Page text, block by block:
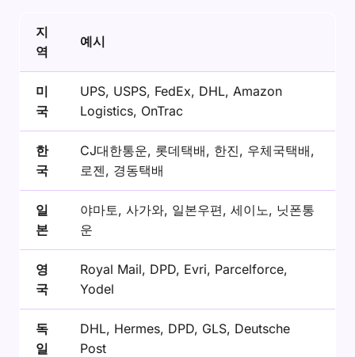
지
역
예시
미
국
UPS, USPS, FedEx, DHL, Amazon
Logistics, OnTrac
한
국
CJ대한통운, 롯데택배, 한진, 우체국택배,
로젠, 경동택배
일
본
야마토, 사가와, 일본우편, 세이노, 닛폰통
운
영
국
Royal Mail, DPD, Evri, Parcelforce,
Yodel
독
일
DHL, Hermes, DPD, GLS, Deutsche
Post